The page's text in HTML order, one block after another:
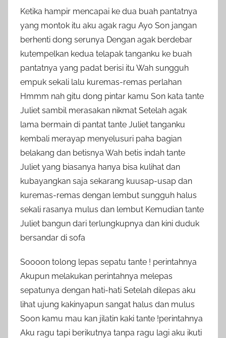
Ketika hampir mencapai ke dua buah pantatnya
yang montok itu aku agak ragu Ayo Son jangan
berhenti dong serunya Dengan agak berdebar
kutempelkan kedua telapak tanganku ke buah
pantatnya yang padat berisi itu Wah sungguh
empuk sekali lalu kuremas-remas perlahan
Hmmm nah gitu dong pintar kamu Son kata tante
Juliet sambil merasakan nikmat Setelah agak
lama bermain di pantat tante Juliet tanganku
kembali merayap menyelusuri paha bagian
belakang dan betisnya Wah betis indah tante
Juliet yang biasanya hanya bisa kulihat dan
kubayangkan saja sekarang kuusap-usap dan
kuremas-remas dengan lembut sungguh halus
sekali rasanya mulus dan lembut Kemudian tante
Juliet bangun dari terlungkupnya dan kini duduk
bersandar di sofa
Soooon tolong lepas sepatu tante ! perintahnya
Akupun melakukan perintahnya melepas
sepatunya dengan hati-hati Setelah dilepas aku
lihat ujung kakinyapun sangat halus dan mulus
Soon kamu mau kan jilatin kaki tante !perintahnya
Aku ragu tapi berikutnya tanpa ragu lagi aku ikuti